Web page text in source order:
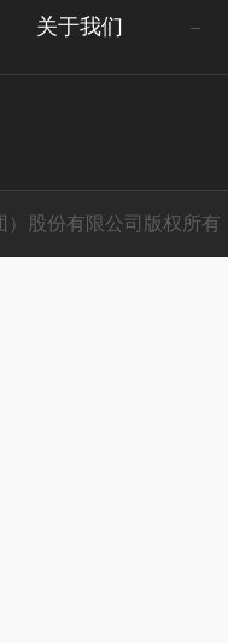
关于我们
股份有限公司版权所有